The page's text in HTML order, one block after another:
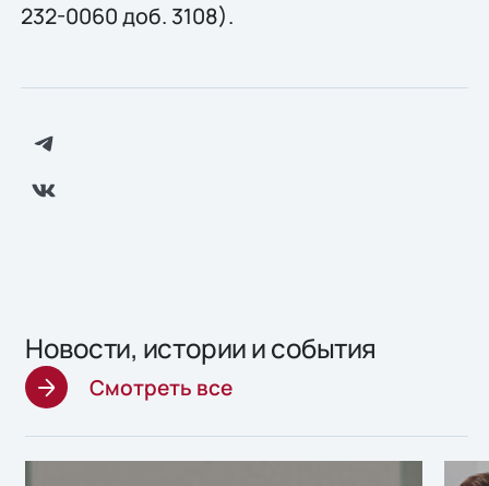
232-0060 доб. 3108).
Новости, истории и события
Смотреть все